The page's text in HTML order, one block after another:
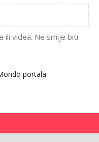
ili videa. Ne smije biti
portala.